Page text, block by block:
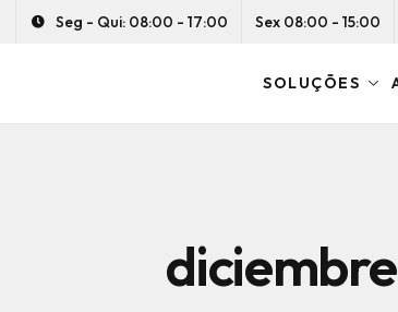
Seg - Qui: 08:00 - 17:00 Sex 08:00 - 15:00
SOLUÇÕES